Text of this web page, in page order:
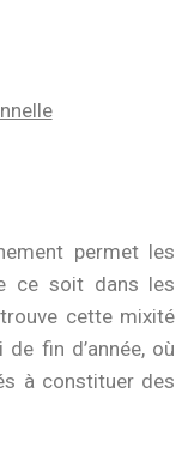
permet les
ce soit dans les
cette mixité
fin d’année, où
à constituer des